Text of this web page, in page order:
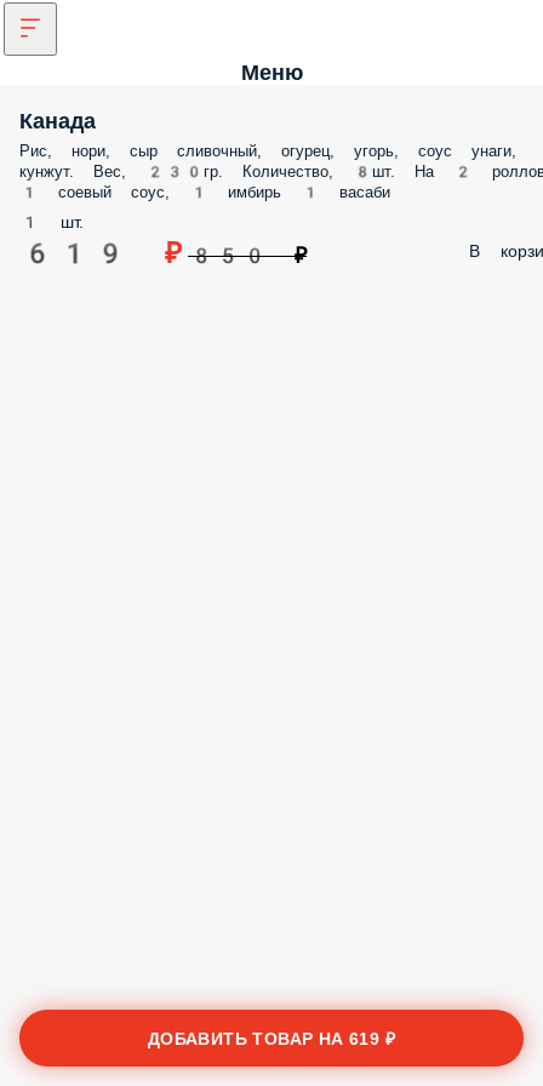
Меню
Канада
Рис, нори, сыр сливочный, огурец, угорь, соус унаги,
кунжут. Вес, 230гр. Количество, 8шт. На 2
1 соевый соус, 1 имбирь 1 васаби
1 шт.
619 ₽ 850 ₽ В
ДОБАВИТЬ ТОВАР НА619 ₽